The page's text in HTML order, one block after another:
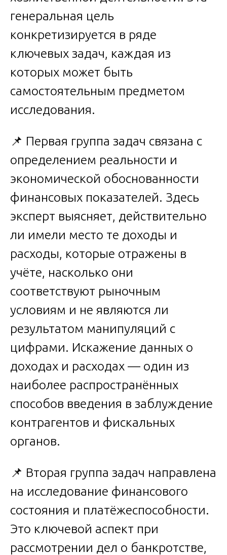
генеральная цель
конкретизируется в ряде
ключевых задач, каждая из
которых может быть
самостоятельным предметом
исследования.
📌 Первая группа задач связана с
определением реальности и
экономической обоснованности
финансовых показателей. Здесь
эксперт выясняет, действительно
ли имели место те доходы и
расходы, которые отражены в
учёте, насколько они
соответствуют рыночным
условиям и не являются ли
результатом манипуляций с
цифрами. Искажение данных о
доходах и расходах — один из
наиболее распространённых
способов введения в заблуждение
контрагентов и фискальных
органов.
📌 Вторая группа задач направлена
на исследование финансового
состояния и платёжеспособности.
Это ключевой аспект при
рассмотрении дел о банкротстве,